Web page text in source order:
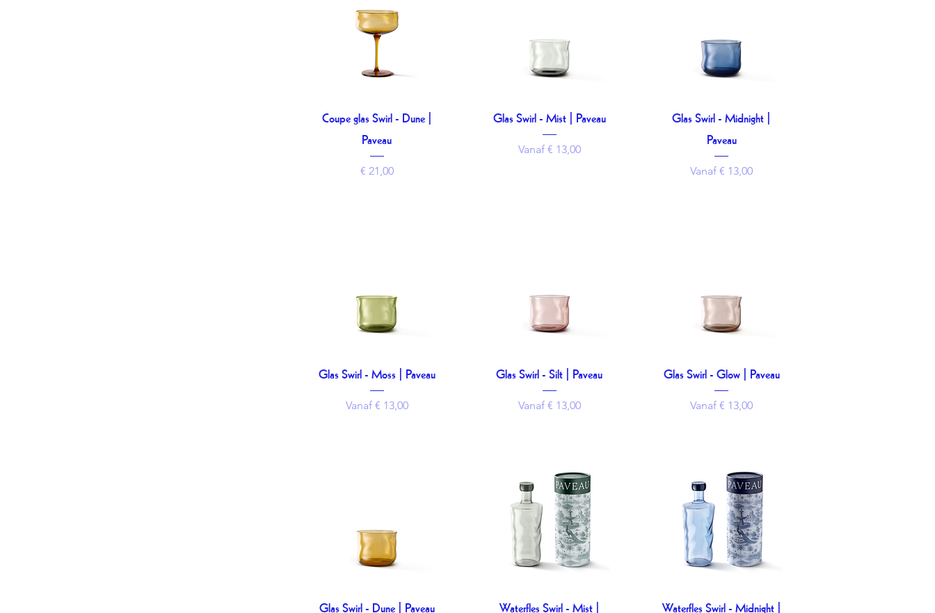
Snel overzicht
Coupe glas Swirl - Dune |
Paveau
Prijs
€ 21,00
Snel overzicht
Glas Swirl - Mist | Paveau
Vanaf € 13,00
Verkoopprijs
Snel overzicht
Glas Swirl - Midnight |
Paveau
Vanaf€ 13,00
Verkoopprijs
Snel overzicht
Glas Swirl - Moss | Paveau
Vanaf € 13,00
Verkoopprijs
Snel overzicht
Glas Swirl - Silt | Paveau
Vanaf € 13,00
Verkoopprijs
Snel overzicht
Glas Swirl - Glow | Paveau
Vanaf€ 13,00
Verkoopprijs
Snel overzicht Snel overzicht Snel overzicht